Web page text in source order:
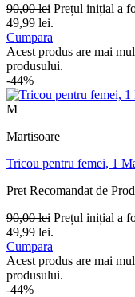
90,00lei Prețul inițial a
49,99 lei.
Cumpara
Acest produs are mai
produsului.
-44%
M
Martisoare
Tricou pentru femei, 1
Pret Recomandat de
90,00lei Prețul inițial a
49,99 lei.
Cumpara
Acest produs are mai
produsului.
-44%